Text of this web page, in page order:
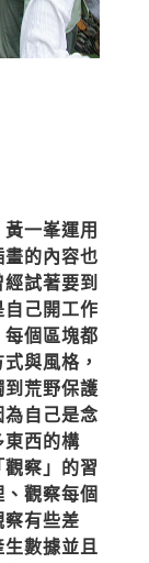
一峯運用
的內容也
試著要到
己開工作
個區塊都
與風格，
荒野保護
自己是念
東西的構
察」的習
觀察每個
察有些差
數據並且